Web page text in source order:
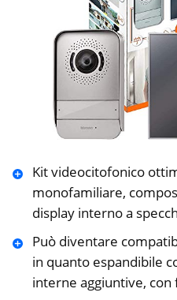
Kit videocitofonico
monofamiliare,
display interno a
Può diventare
in quanto espandibile
interne aggiuntive,